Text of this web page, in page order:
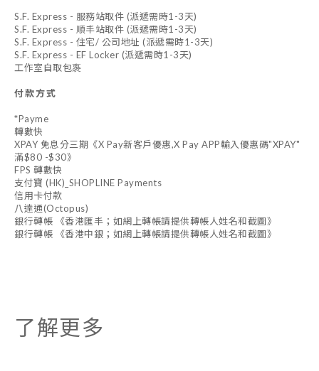
S.F. Express - 服務站取件 (派遞需時1-3天)
S.F. Express - 順丰站取件 (派遞需時1-3天)
S.F. Express - 住宅/ 公司地址 (派遞需時1-3天)
S.F. Express - EF Locker (派遞需時1-3天)
工作室自取包褢
付款方式
*Payme
轉數快
XPAY 免息分三期《X Pay新客戶優惠,X Pay APP輸入優惠碼"XPAY"
滿$80 -$30》
FPS 轉數快
支付寶 (HK)_SHOPLINE Payments
信用卡付款
八達通(Octopus)
銀行轉帳 《香港匯丰；如網上轉帳請提供轉帳人姓名和截圖》
銀行轉帳 《香港中銀；如網上轉帳請提供轉帳人姓名和截圖》
了解更多